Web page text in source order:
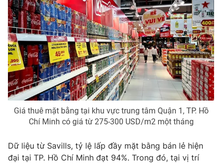
Photo Infographic
Video Shorts video
VTV Money VTV Thể thao
VTV Sức khoẻ Bất động sản
Tấm lòng Việt
VTV4 Vươn mình bằng AI
Giá thuê mặt bằng tại khu vực trung tâm Quận 1, TP. Hồ
Chí Minh có giá từ 275-300 USD/m2 một tháng
Dữ liệu từ Savills, tỷ lệ lấp đầy mặt bằng bán lẻ hiện
đại tại TP. Hồ Chí Minh đạt 94%. Trong đó, tại vị trí